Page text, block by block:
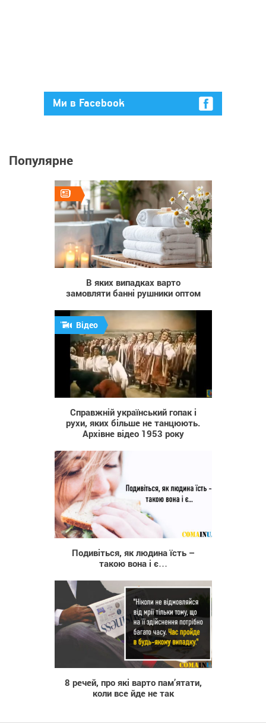
Ми в Facebook
Популярне
38
В яких випадках варто
замовляти банні рушники оптом
140 880
Відео
Справжній український гопак і
рухи, яких більше не танцюють.
Архівне відео 1953 року
Подивіться, як людина їсть –
такою вона і є…
8 речей, про які варто пам’ятати,
коли все йде не так